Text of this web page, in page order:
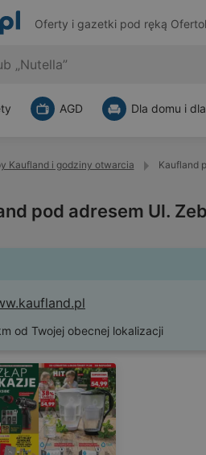
Oferty i gazetki pod ręką
AGD Dla domu i
Kaufland i godziny otwarcia Kaufland
pod adresem Ul.
od Twojej obecnej lokalizacji